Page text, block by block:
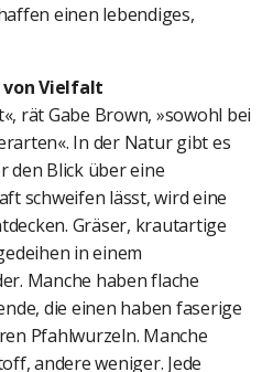
einen lebendiges,
von Vielfalt
rät Gabe Brown, »sowohl bei
In der Natur gibt es
den Blick über eine
schweifen lässt, wird eine
Gräser, krautartige
in einem
Manche haben flache
die einen haben faserige
Pfahlwurzeln. Manche
andere weniger. Jede